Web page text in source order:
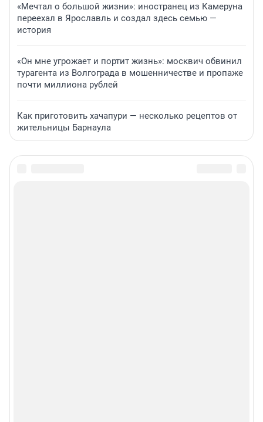
«Мечтал о большой жизни»: иностранец из Камеруна
переехал в Ярославль и создал здесь семью —
история
«Он мне угрожает и портит жизнь»: москвич обвинил
турагента из Волгограда в мошенничестве и пропаже
почти миллиона рублей
Как приготовить хачапури — несколько рецептов от
жительницы Барнаула